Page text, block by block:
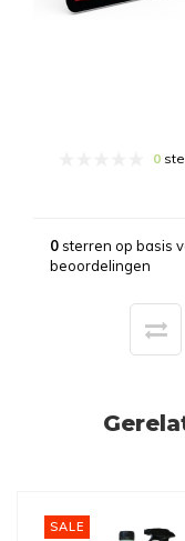
0
0sterren op basis
beoordelingen
SALE